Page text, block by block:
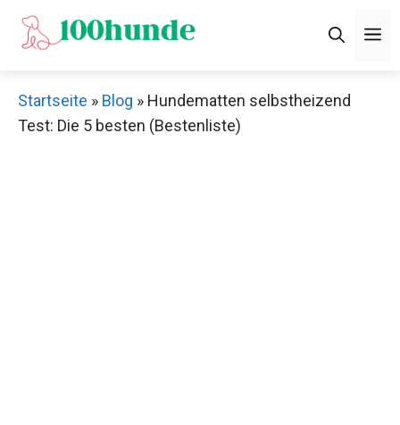
Zum
Inhalt
Startseite » Blog » Hundematten selbstheizend
Test: Die 5 besten (Bestenliste)